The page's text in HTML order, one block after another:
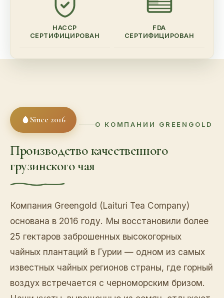
HACCP
СЕРТИФИЦИРОВАН
FDA
СЕРТИФИЦИРОВАН
Since 2016 О КОМПАНИИ GREENGOLD
Производство качественного
грузинского чая
Компания Greengold (Laituri Tea Company)
основана в 2016 году. Мы восстановили более
25 гектаров заброшенных высокогорных
чайных плантаций в Гурии — одном из самых
известных чайных регионов страны, где горный
воздух встречается с черноморским бризом.